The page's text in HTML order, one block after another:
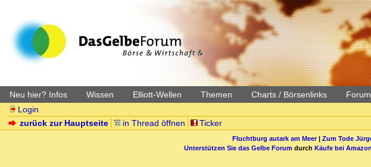
Neu hier? Infos Wissen Elliott-Wellen Themen Charts / Börsenlinks
Login
zurück zur Hauptseite
in Thread öffnen Ticker
Fluchtburg autark am Meer| Zum Tode
Unterstützen Sie das Gelbe Forum durch Käufe bei Amazon